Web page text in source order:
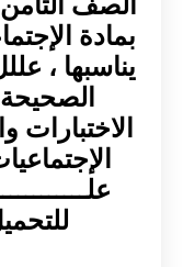
بمادة
يناسبها ،
الاختبارات